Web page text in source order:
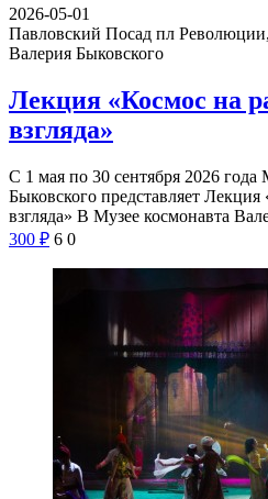
2026-05-01
Павловский Посад пл
Валерия Быковского
Лекция «Космос на
взгляда»
С 1 мая по 30 сентября 2026 года
Быковского представляет
взгляда» В Музее космонавта
300 ₽ 6 0